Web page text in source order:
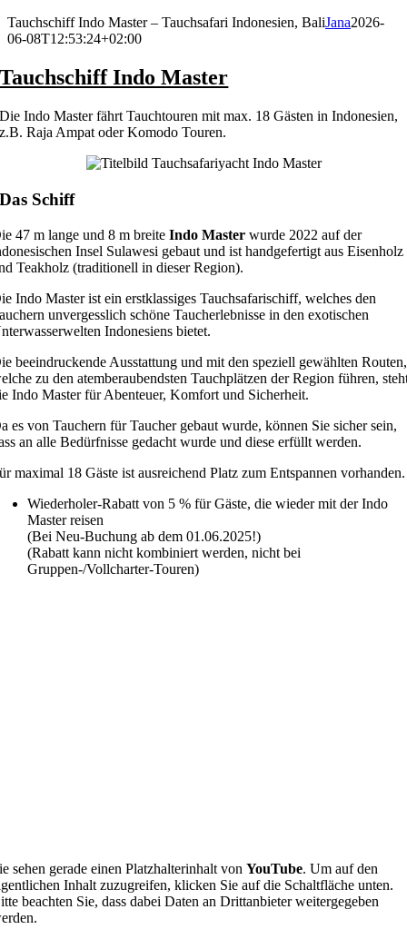
Tauchschiff Indo Master – Tauchsafari Indonesien, BaliJana2026-
06-08T12:53:24+02:00
Tauchschiff Indo Master
Die Indo Master fährt Tauchtouren mit max. 18 Gästen in Indonesien,
z.B. Raja Ampat oder Komodo Touren.
Das Schiff
47 m lange und 8 m breiteIndo Master wurde 2022 auf der
Insel Sulawesi gebaut und ist handgefertigt aus Eisenholz
Teakholz (traditionell in dieser Region).
Indo Master ist ein erstklassiges Tauchsafarischiff, welches den
unvergesslich schöne Taucherlebnisse in den exotischen
Indonesiens bietet.
beeindruckende Ausstattung und mit den speziell gewählten Routen,
zu den atemberaubendsten Tauchplätzen der Region führen,
Indo Master für Abenteuer, Komfort und Sicherheit.
es von Tauchern für Taucher gebaut wurde, können Sie sicher sein,
an alle Bedürfnisse gedacht wurde und diese erfüllt werden.
maximal 18 Gäste ist ausreichend Platz zum Entspannen vorhanden.
Wiederholer-Rabatt von 5 % für Gäste, die wieder mit der Indo
Master reisen
(Bei Neu-Buchung ab dem 01.06.2025!)
(Rabatt kann nicht kombiniert werden, nicht bei
Gruppen-/Vollcharter-Touren)
sehen gerade einen Platzhalterinhalt vonYouTube. Um auf den
Inhalt zuzugreifen, klicken Sie auf die Schaltfläche unten.
beachten Sie, dass dabei Daten an Drittanbieter weitergegeben